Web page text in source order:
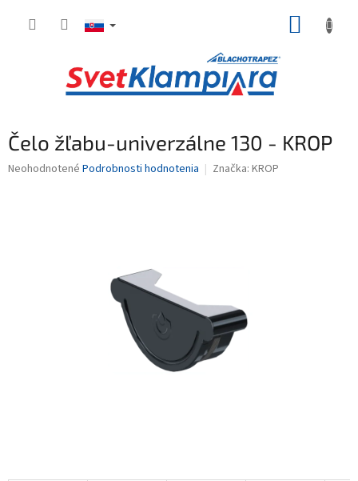
Čelo žľabu-univerzálne 130 - KROP
Priemerné
Neohodnotené Podrobnosti hodnotenia Značka: KROP